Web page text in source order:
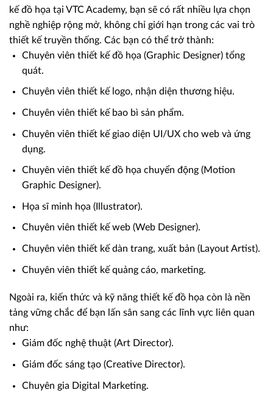
kế đồ họa tại VTC Academy, bạn sẽ có rất nhiều lựa chọn
nghề nghiệp rộng mở, không chỉ giới hạn trong các vai trò
thiết kế truyền thống. Các bạn có thể trở thành:
Chuyên viên thiết kế đồ họa (Graphic Designer) tổng
quát.
Chuyên viên thiết kế logo, nhận diện thương hiệu.
Chuyên viên thiết kế bao bì sản phẩm.
Chuyên viên thiết kế giao diện UI/UX cho web và ứng
dụng.
Chuyên viên thiết kế đồ họa chuyển động (Motion
Graphic Designer).
Họa sĩ minh họa (Illustrator).
Chuyên viên thiết kế web (Web Designer).
Chuyên viên thiết kế dàn trang, xuất bản (Layout Artist).
Chuyên viên thiết kế quảng cáo, marketing.
Ngoài ra, kiến thức và kỹ năng thiết kế đồ họa còn là nền
tảng vững chắc để bạn lấn sân sang các lĩnh vực liên quan
như:
Giám đốc nghệ thuật (Art Director).
Giám đốc sáng tạo (Creative Director).
Chuyên gia Digital Marketing.